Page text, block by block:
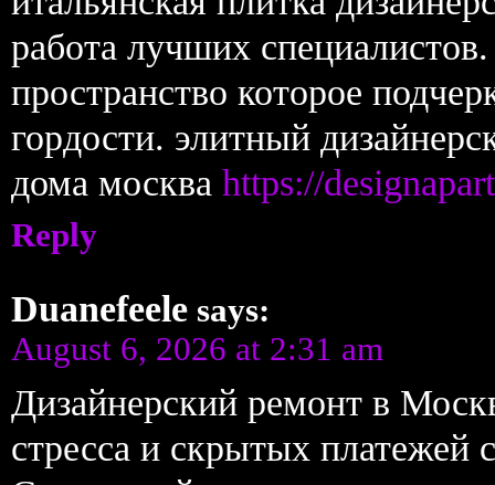
работа лучших
пространство которое
гордости. элитный
дома москва https://
Reply
Duanefeele says:
August 6, 2026 at 2:31 am
Дизайнерский ремонт в
стресса и скрытых платежей